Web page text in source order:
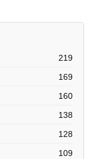
219
169
160
138
128
109